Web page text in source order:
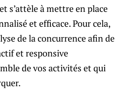
s’attèle à mettre en place
et efficace. Pour cela,
de la concurrence afin de
et responsive
de vos activités et qui